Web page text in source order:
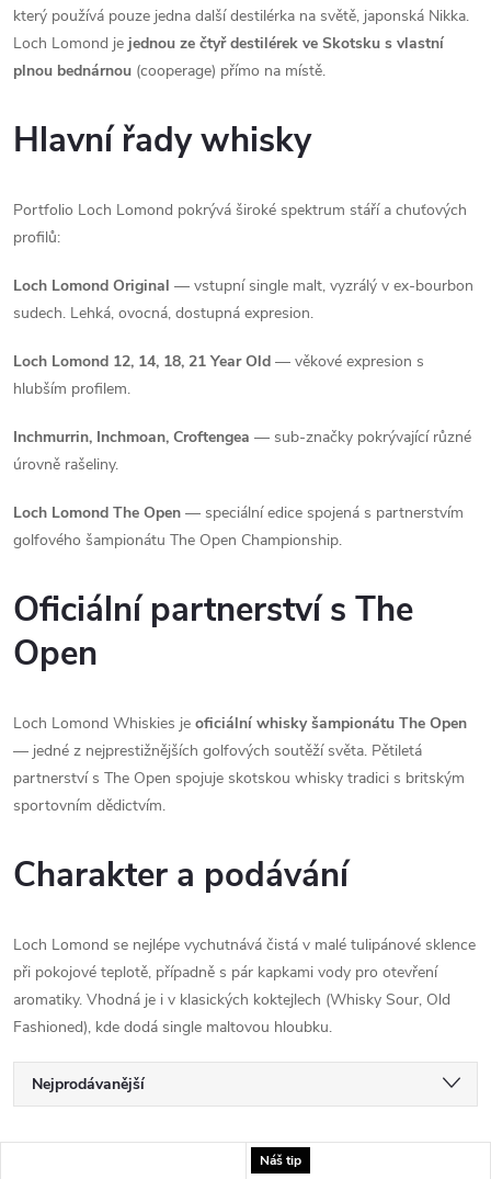
který používá pouze jedna další destilérka na světě, japonská Nikka.
Loch Lomond je jednou ze čtyř destilérek ve Skotsku s vlastní
plnou bednárnou (cooperage) přímo na místě.
Hlavní řady whisky
Portfolio Loch Lomond pokrývá široké spektrum stáří a chuťových
profilů:
Loch Lomond Original — vstupní single malt, vyzrálý v ex-bourbon
sudech. Lehká, ovocná, dostupná expresion.
Loch Lomond 12, 14, 18, 21 Year Old — věkové expresion s
hlubším profilem.
Inchmurrin, Inchmoan, Croftengea — sub-značky pokrývající různé
úrovně rašeliny.
Loch Lomond The Open — speciální edice spojená s partnerstvím
golfového šampionátu The Open Championship.
Oficiální partnerství s The
Open
Loch Lomond Whiskies je oficiální whisky šampionátu The Open
— jedné z nejprestižnějších golfových soutěží světa. Pětiletá
partnerství s The Open spojuje skotskou whisky tradici s britským
sportovním dědictvím.
Charakter a podávání
Loch Lomond se nejlépe vychutnává čistá v malé tulipánové sklence
při pokojové teplotě, případně s pár kapkami vody pro otevření
aromatiky. Vhodná je i v klasických koktejlech (Whisky Sour, Old
Fashioned), kde dodá single maltovou hloubku.
Ř
a
Nejprodávanější
Náš tip